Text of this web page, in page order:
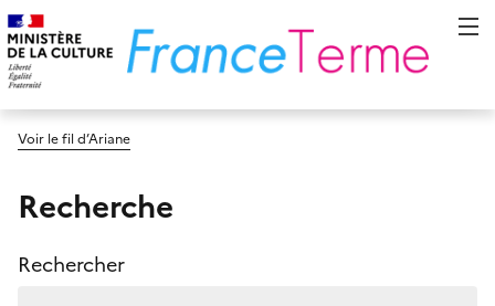
Voir le fil d’Ariane
Recherche
Rechercher